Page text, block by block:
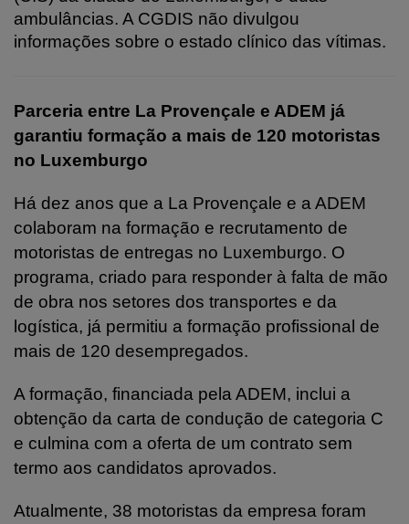
ambulâncias. A CGDIS não divulgou
informações sobre o estado clínico das vítimas.
Parceria entre La Provençale e ADEM já
garantiu formação a mais de 120 motoristas
no Luxemburgo
Há dez anos que a La Provençale e a ADEM
colaboram na formação e recrutamento de
motoristas de entregas no Luxemburgo. O
programa, criado para responder à falta de mão
de obra nos setores dos transportes e da
logística, já permitiu a formação profissional de
mais de 120 desempregados.
A formação, financiada pela ADEM, inclui a
obtenção da carta de condução de categoria C
e culmina com a oferta de um contrato sem
termo aos candidatos aprovados.
Atualmente, 38 motoristas da empresa foram